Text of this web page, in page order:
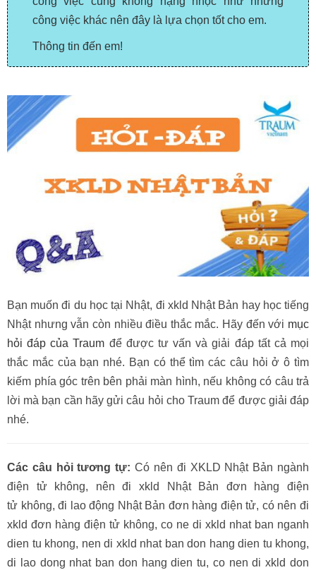
công việc khác nên đây là lựa chọn tốt cho em.
Thông tin đến em!
Bạn muốn đi du học tại Nhật, đi xkld Nhật Bản hay học tiếng
Nhật nhưng vẫn còn nhiều điều thắc mắc. Hãy đến với mục
hỏi đáp của Traum để được tư vấn và giải đáp tất cả mọi
thắc mắc của bạn nhé. Bạn có thể tìm các câu hỏi ở ô tìm
kiếm phía góc trên bên phải màn hình, nếu không có câu trả
lời mà bạn cần hãy gửi câu hỏi cho Traum để được giải đáp
nhé.
Các câu hỏi tương tự: Có nên đi XKLD Nhật Bản ngành
điện tử không, nên đi xkld Nhật Bản đơn hàng điện
tử không, đi lao động Nhật Bản đơn hàng điện tử, có nên đi
xkld đơn hàng điện tử không, co ne di xkld nhat ban nganh
dien tu khong, nen di xkld nhat ban don hang dien tu khong,
di lao dong nhat ban don hang dien tu, co nen di xkld don